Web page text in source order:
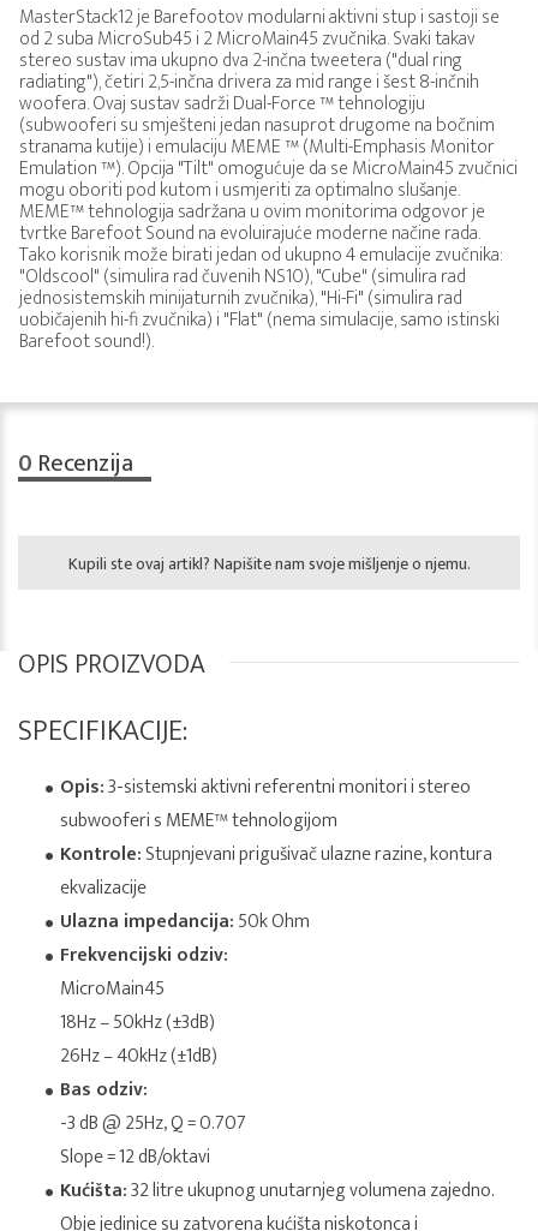
MasterStack12 je Barefootov modularni aktivni stup i sastoji se
od 2 suba MicroSub45 i 2 MicroMain45 zvučnika. Svaki takav
stereo sustav ima ukupno dva 2-inčna tweetera ("dual ring
radiating"), četiri 2,5-inčna drivera za mid range i šest 8-inčnih
woofera. Ovaj sustav sadrži Dual-Force ™ tehnologiju
(subwooferi su smješteni jedan nasuprot drugome na bočnim
stranama kutije) i emulaciju MEME ™ (Multi-Emphasis Monitor
Emulation ™). Opcija "Tilt" omogućuje da se MicroMain45 zvučnici
mogu oboriti pod kutom i usmjeriti za optimalno slušanje.
MEME™ tehnologija sadržana u ovim monitorima odgovor je
tvrtke Barefoot Sound na evoluirajuće moderne načine rada.
Tako korisnik može birati jedan od ukupno 4 emulacije zvučnika:
"Oldscool" (simulira rad čuvenih NS10), "Cube" (simulira rad
jednosistemskih minijaturnih zvučnika), "Hi-Fi" (simulira rad
uobičajenih hi-fi zvučnika) i "Flat" (nema simulacije, samo istinski
Barefoot sound!).
0 Recenzija
Kupili ste ovaj artikl? Napišite nam svoje mišljenje o njemu.
OPIS PROIZVODA
SPECIFIKACIJE:
Opis:3-sistemski aktivni referentni monitori i stereo
subwooferi s MEME™ tehnologijom
Kontrole:Stupnjevani prigušivač ulazne razine, kontura
ekvalizacije
Ulazna impedancija:50k Ohm
Frekvencijski odziv:
MicroMain45
18Hz – 50kHz (±3dB)
26Hz – 40kHz (±1dB)
Bas odziv:
-3 dB @ 25Hz, Q = 0.707
Slope = 12 dB/oktavi
Kućišta:32 litre ukupnog unutarnjeg volumena zajedno.
Obje jedinice su zatvorena kućišta niskotonca i